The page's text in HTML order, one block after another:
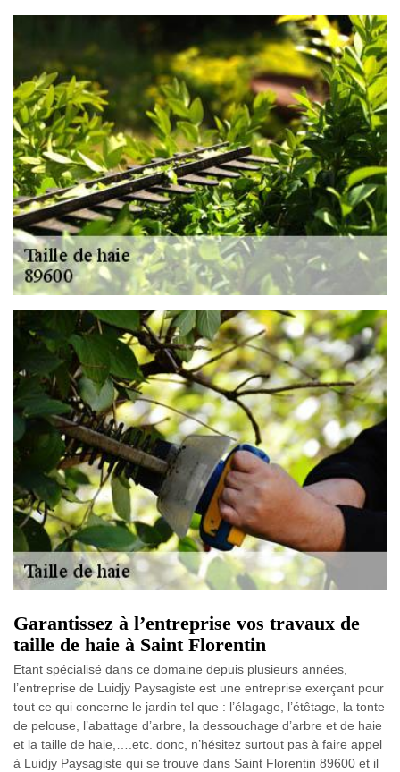
Garantissez à l’entreprise vos travaux de
taille de haie à Saint Florentin
Etant spécialisé dans ce domaine depuis plusieurs années,
l’entreprise de Luidjy Paysagiste est une entreprise exerçant pour
tout ce qui concerne le jardin tel que : l’élagage, l’étêtage, la tonte
de pelouse, l’abattage d’arbre, la dessouchage d’arbre et de haie
et la taille de haie,….etc. donc, n’hésitez surtout pas à faire appel
à Luidjy Paysagiste qui se trouve dans Saint Florentin 89600 et il